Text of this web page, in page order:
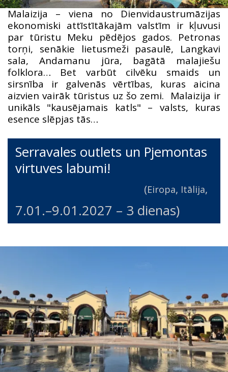
Malaizija – viena no Dienvidaustrumāzijas
ekonomiski attīstītākajām valstīm ir kļuvusi
par tūristu Meku pēdējos gados. Petronas
torņi, senākie lietusmeži pasaulē, Langkavi
sala, Andamanu jūra, bagātā malajiešu
folklora… Bet varbūt cilvēku smaids un
sirsnība ir galvenās vērtības, kuras aicina
aizvien vairāk tūristus uz šo zemi. Malaizija ir
unikāls "kausējamais katls" – valsts, kuras
esence slēpjas tās…
Serravales outlets un Pjemontas
virtuves labumi!
(Eiropa, Itālija,
7.01.–9.01.2027 – 3 dienas)